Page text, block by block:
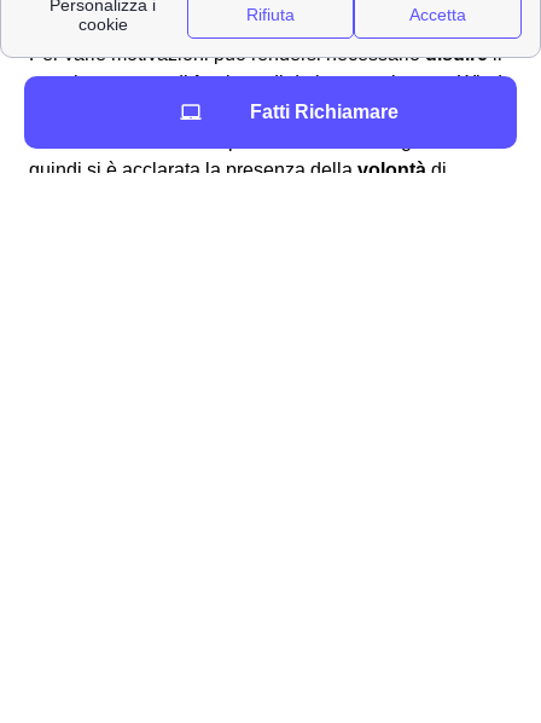
Casalgrasso
Per varie motivazioni può rendersi necessariodisdireil
proprio contratto di fornitura di dati sottoscritto con Wind
Tre a Casalgrasso e quindi interrompere la promozione
quindi si è acclarata la presenza della volontà di
Fatti Richiamare